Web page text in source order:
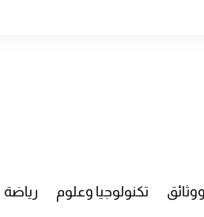
تكنولوجيا وعلوم رياضة